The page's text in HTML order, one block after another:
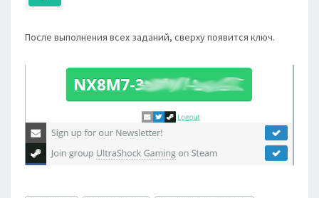
После выполнения всех заданий, сверху появится ключ.